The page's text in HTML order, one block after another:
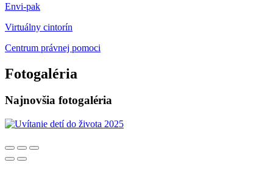
Envi-pak
Virtuálny cintorín
Centrum právnej pomoci
Fotogaléria
Najnovšia fotogaléria